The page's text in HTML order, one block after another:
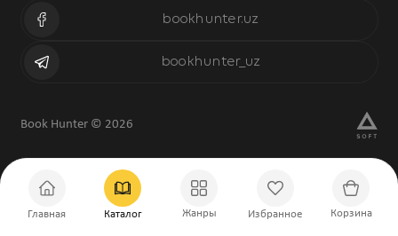
Главная Каталог Жанры Избранное Корзина
bookhunter.uz
bookhunter_uz
Book Hunter © 2026